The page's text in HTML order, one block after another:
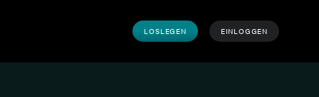
LOSLEGEN EINLOGGEN